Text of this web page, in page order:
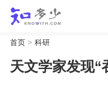
首页> 科研
天文学家发现“